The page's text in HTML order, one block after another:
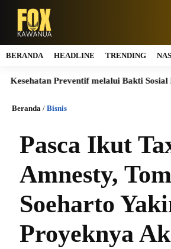
BERANDA HEADLINE TRENDING
Preventif melalui Bakti Sosial
Beranda / Bisnis
Pasca Ikut
Amnesty,
Soeharto
Proyeknya